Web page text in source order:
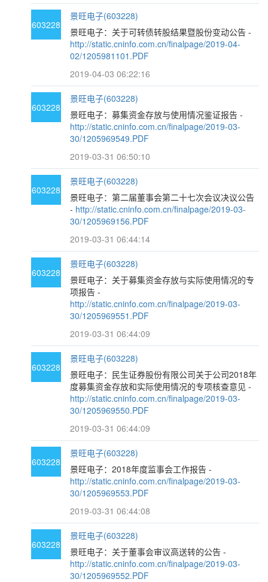
603228
景旺电子(603228)
景旺电子：关于可转债转股结果暨股份变动公告 -
http://static.cninfo.com.cn/finalpage/2019-04-
02/1205981101.PDF
2019-04-03 06:22:16
603228
景旺电子(603228)
景旺电子：募集资金存放与使用情况鉴证报告 -
http://static.cninfo.com.cn/finalpage/2019-03-
30/1205969549.PDF
2019-03-31 06:50:10
603228
景旺电子(603228)
景旺电子：第二届董事会第二十七次会议决议公告
- http://static.cninfo.com.cn/finalpage/2019-03-
30/1205969156.PDF
2019-03-31 06:44:14
603228
景旺电子(603228)
景旺电子：关于募集资金存放与实际使用情况的专
项报告 -
http://static.cninfo.com.cn/finalpage/2019-03-
30/1205969551.PDF
2019-03-31 06:44:09
603228
景旺电子(603228)
景旺电子：民生证券股份有限公司关于公司2018年
度募集资金存放和实际使用情况的专项核查意见 -
http://static.cninfo.com.cn/finalpage/2019-03-
30/1205969550.PDF
2019-03-31 06:44:09
603228
景旺电子(603228)
景旺电子：2018年度监事会工作报告 -
http://static.cninfo.com.cn/finalpage/2019-03-
30/1205969553.PDF
2019-03-31 06:44:08
603228
景旺电子(603228)
景旺电子：关于董事会审议高送转的公告 -
http://static.cninfo.com.cn/finalpage/2019-03-
30/1205969552.PDF